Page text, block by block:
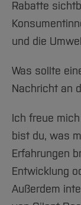
Rabatte
und die
Was sollte
Nachricht an
Ich freue
bist du, was
Erfahrungen
Entwicklung
Außerdem